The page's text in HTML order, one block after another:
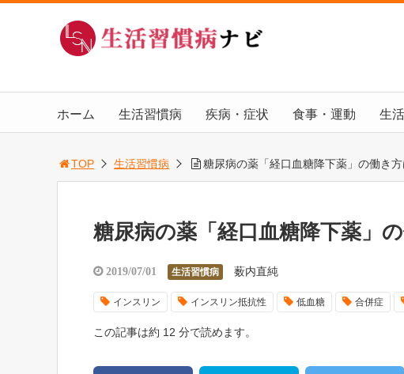
ホーム 生活習慣病 疾病・症状 食事・運動 生
TOP 生活習慣病 糖尿病の薬「経口血糖降下薬」の働き
糖尿病の薬「経口血糖降下薬」
2019/07/01 生活習慣病 薮内直純
インスリン インスリン抵抗性 低血糖 合併症
この記事は約 12 分で読めます。